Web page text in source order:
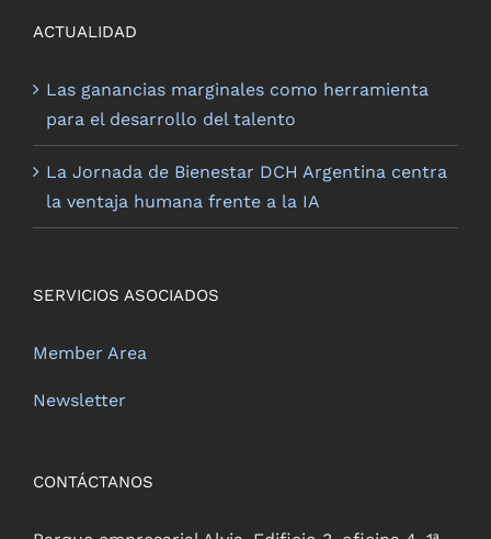
ACTUALIDAD
Las ganancias marginales como herramienta
para el desarrollo del talento
La Jornada de Bienestar DCH Argentina centra
la ventaja humana frente a la IA
SERVICIOS ASOCIADOS
Member Area
Newsletter
CONTÁCTANOS